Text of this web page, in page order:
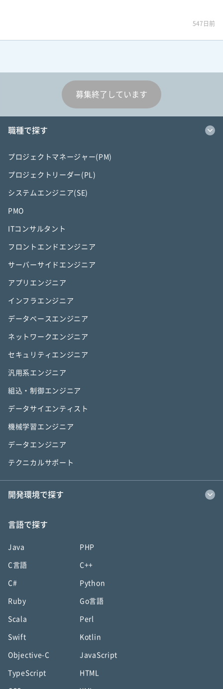
547日前
募集終了しています
職種で探す
プロジェクトマネージャー(PM)
プロジェクトリーダー(PL)
システムエンジニア(SE)
PMO
ITコンサルタント
フロントエンドエンジニア
サーバーサイドエンジニア
アプリエンジニア
インフラエンジニア
データベースエンジニア
ネットワークエンジニア
セキュリティエンジニア
汎用系エンジニア
組込・制御エンジニア
データサイエンティスト
機械学習エンジニア
データエンジニア
テクニカルサポート
開発環境で探す
言語で探す
Java PHP
C言語 C++
C# Python
Ruby Go言語
Scala Perl
Swift Kotlin
Objective-C JavaScript
TypeScript HTML